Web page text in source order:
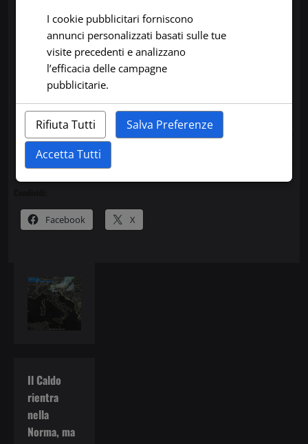
Buona Navigazione!
Facebook X
Il Caldo
rientra
nella
Norma, ma
I cookie pubblicitari forniscono
annunci personalizzati basati sulle tue
visite precedenti e analizzano
l’efficacia delle campagne
pubblicitarie.
Rifiuta Tutti
Salva Preferenze
Accetta Tutti